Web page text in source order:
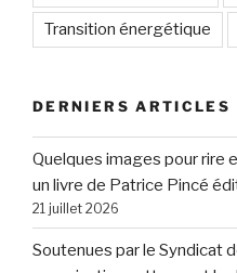
Transition énergétique
DERNIERS ARTICLES
Quelques images pour rire
un livre de Patrice Pincé
21 juillet 2026
Soutenues par le Syndicat